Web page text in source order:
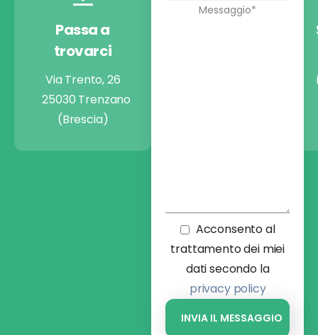
Passa a
trovarci
Via Trento, 26
25030 Trenzano
(Brescia)
Acconsento al
trattamento dei miei
dati secondo la
privacy policy